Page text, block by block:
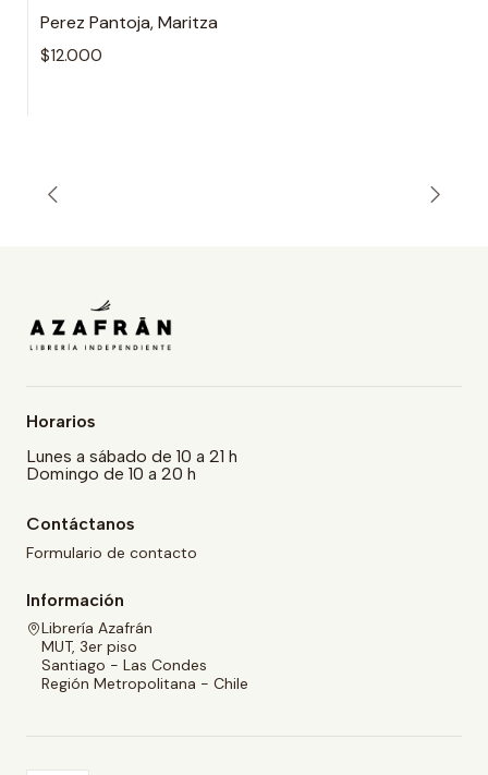
Perez Pantoja, Maritza
$12.000
Horarios
Lunes a sábado de 10 a 21 h
Domingo de 10 a 20 h
Contáctanos
Formulario de contacto
Información
Librería Azafrán
MUT, 3er piso
Santiago - Las Condes
Región Metropolitana - Chile